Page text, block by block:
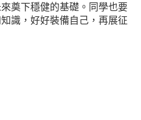
奠下穩健的基礎。同學也要
識，好好裝備自己，再展征